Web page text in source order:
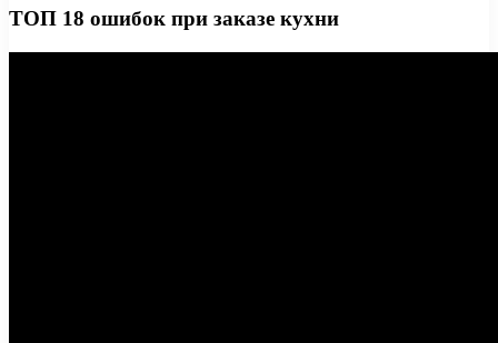
ТОП 18 ошибок при заказе кухни